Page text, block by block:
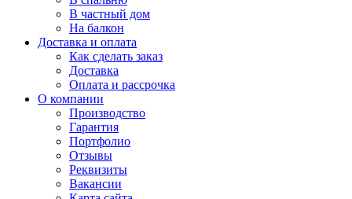
В частный дом
На балкон
Доставка и оплата
Как сделать заказ
Доставка
Оплата и рассрочка
О компании
Производство
Гарантия
Портфолио
Отзывы
Реквизиты
Вакансии